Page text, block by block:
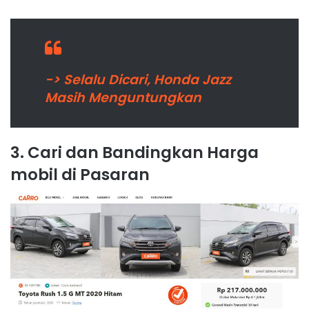
-> Selalu Dicari, Honda Jazz
Masih Menguntungkan
3. Cari dan Bandingkan Harga
mobil di Pasaran